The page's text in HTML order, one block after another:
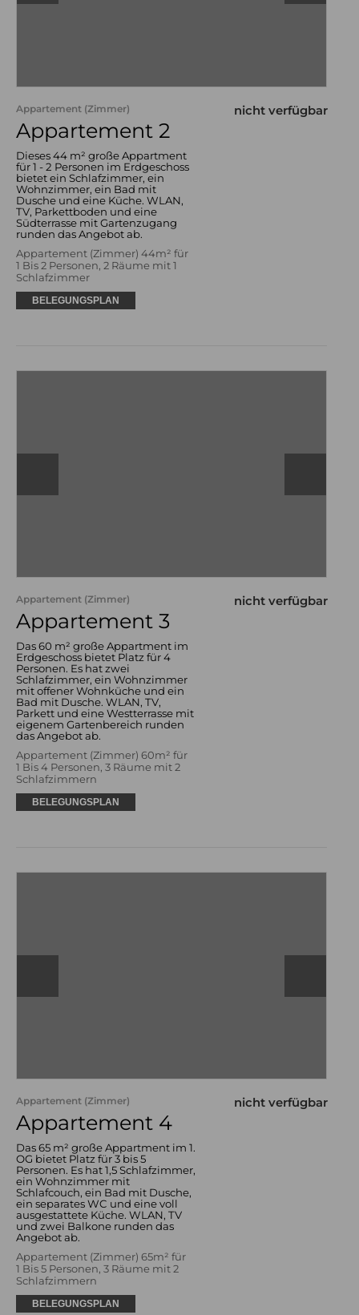
Appartement (Zimmer)
Appartement 2
Dieses 44 m² große Appartment
für 1 - 2 Personen im Erdgeschoss
bietet ein Schlafzimmer, ein
Wohnzimmer, ein Bad mit
Dusche und eine Küche. WLAN,
TV, Parkettboden und eine
Südterrasse mit Gartenzugang
runden das Angebot ab.
Appartement (Zimmer) 44m² für
1 Bis 2 Personen, 2 Räume mit 1
Schlafzimmer
nicht verfügbar
BELEGUNGSPLAN
Appartement (Zimmer)
Appartement 3
Das 60 m² große Appartment im
Erdgeschoss bietet Platz für 4
Personen. Es hat zwei
Schlafzimmer, ein Wohnzimmer
mit offener Wohnküche und ein
Bad mit Dusche. WLAN, TV,
Parkett und eine Westterrasse mit
eigenem Gartenbereich runden
das Angebot ab.
Appartement (Zimmer) 60m² für
1 Bis 4 Personen, 3 Räume mit 2
Schlafzimmern
nicht verfügbar
BELEGUNGSPLAN
Appartement (Zimmer)
Appartement 4
Das 65 m² große Appartment im 1.
OG bietet Platz für 3 bis 5
Personen. Es hat 1,5 Schlafzimmer,
ein Wohnzimmer mit
Schlafcouch, ein Bad mit Dusche,
ein separates WC und eine voll
ausgestattete Küche. WLAN, TV
und zwei Balkone runden das
Angebot ab.
Appartement (Zimmer) 65m² für
1 Bis 5 Personen, 3 Räume mit 2
Schlafzimmern
nicht verfügbar
BELEGUNGSPLAN